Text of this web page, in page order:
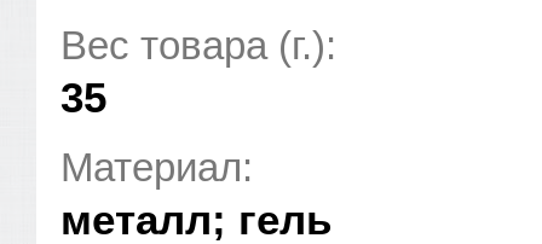
Вес товара (г.):
35
Материал:
металл; гель